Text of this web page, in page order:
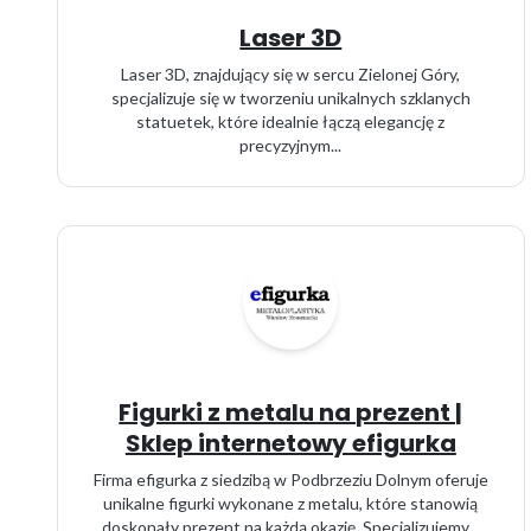
Laser 3D
Laser 3D, znajdujący się w sercu Zielonej Góry,
specjalizuje się w tworzeniu unikalnych szklanych
statuetek, które idealnie łączą elegancję z
precyzyjnym...
Figurki z metalu na prezent |
Sklep internetowy efigurka
Firma efigurka z siedzibą w Podbrzeziu Dolnym oferuje
unikalne figurki wykonane z metalu, które stanowią
doskonały prezent na każdą okazję. Specjalizujemy...